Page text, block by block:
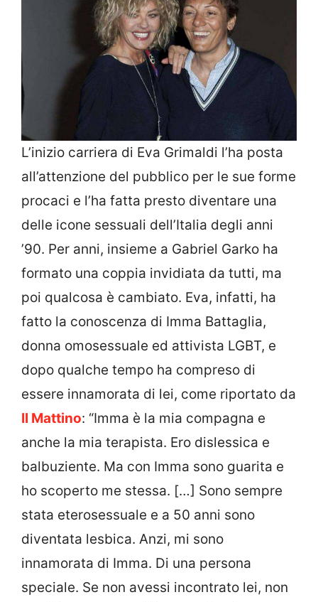
L’inizio carriera di Eva Grimaldi l’ha posta
all’attenzione del pubblico per le sue forme
procaci e l’ha fatta presto diventare una
delle icone sessuali dell’Italia degli anni
’90. Per anni, insieme a Gabriel Garko ha
formato una coppia invidiata da tutti, ma
poi qualcosa è cambiato. Eva, infatti, ha
fatto la conoscenza di Imma Battaglia,
donna omosessuale ed attivista LGBT, e
dopo qualche tempo ha compreso di
essere innamorata di lei, come riportato da
Il Mattino: “Imma è la mia compagna e
anche la mia terapista. Ero dislessica e
balbuziente. Ma con Imma sono guarita e
ho scoperto me stessa. […] Sono sempre
stata eterosessuale e a 50 anni sono
diventata lesbica. Anzi, mi sono
innamorata di Imma. Di una persona
speciale. Se non avessi incontrato lei, non